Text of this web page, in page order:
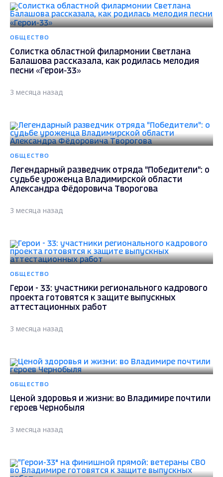
ОБЩЕСТВО
Солистка областной филармонии Светлана
Балашова рассказала, как родилась мелодия
песни «Герои-33»
3 месяца назад
ОБЩЕСТВО
Легендарный разведчик отряда "Победители": о
судьбе уроженца Владимирской области
Александра Фёдоровича Творогова
3 месяца назад
ОБЩЕСТВО
Герои - 33: участники регионального кадрового
проекта готовятся к защите выпускных
аттестационных работ
3 месяца назад
ОБЩЕСТВО
Ценой здоровья и жизни: во Владимире почтили
героев Чернобыля
3 месяца назад